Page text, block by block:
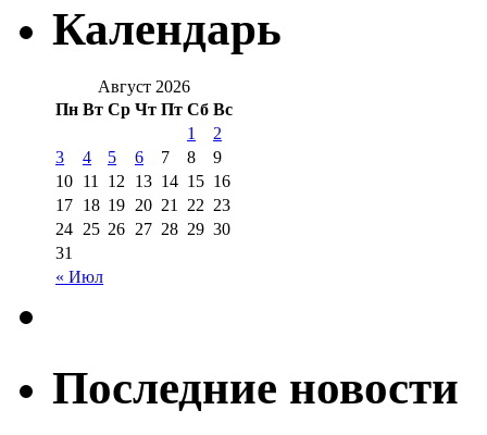
Календарь
Август 2026
Пн Вт Ср Чт Пт Сб Вс
« Июл
1
2
3
4 5 6 7 8
9
10 11 12 13 14 15 16
17 18 19 20 21 22 23
24 25 26 27 28 29 30
31
Последние новости